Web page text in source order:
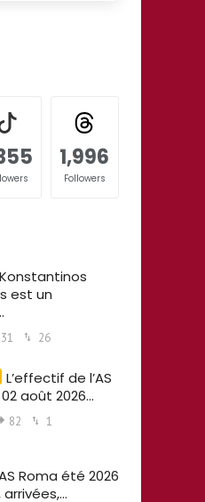
1,996
Followers
Konstantinos
est un
31 26
L’effectif de l’AS
août 2026…
82 1
Roma été 2026